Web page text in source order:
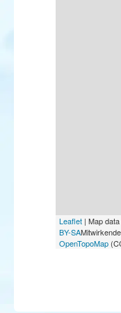
Leaflet | Map
BY-SA
OpenTopoMap